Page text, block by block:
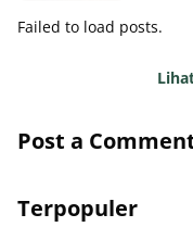
Failed to load posts.
Post a
Terpopuler